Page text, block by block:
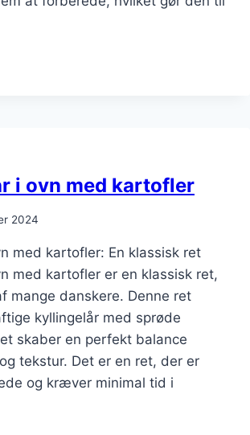
i ovn med kartofler
2024
med kartofler: En klassisk ret
med kartofler er en klassisk ret,
mange danskere. Denne ret
kyllingelår med sprøde
skaber en perfekt balance
tekstur. Det er en ret, der er
og kræver minimal tid i